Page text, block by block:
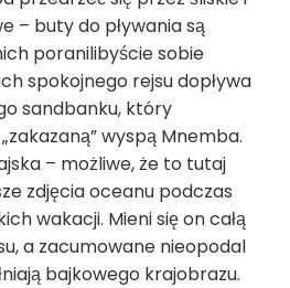
– buty do pływania są
poranilibyście sobie
spokojnego rejsu dopływa
sandbanku, który
wyspą Mnemba.
– możliwe, że to tutaj
zdjęcia oceanu podczas
wakacji. Mieni się on całą
a zacumowane nieopodal
bajkowego krajobrazu.